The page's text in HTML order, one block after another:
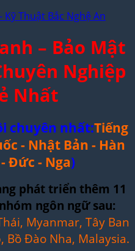
Thuật Bắc Nghệ An
– Bảo Mật
Nghiệp
Nhất
chuyên nhất:Tiếng
- Nhật Bản - Hàn
Đức - Nga)
phát triển thêm 11
ngôn ngữ sau:
Myanmar, Tây Ban
Bồ Đào Nha, Malaysia.